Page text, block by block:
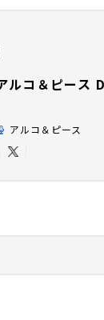
ルコ＆ピース
アルコ＆ピース